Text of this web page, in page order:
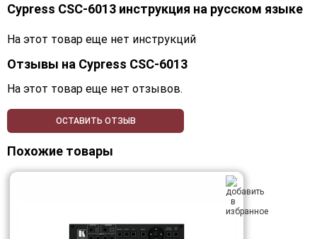
Cypress CSC-6013 инструкция на русском языке
На этот товар еще нет инструкций
Отзывы на Cypress CSC-6013
На этот товар еще нет отзывов.
ОСТАВИТЬ ОТЗЫВ
Похожие товары